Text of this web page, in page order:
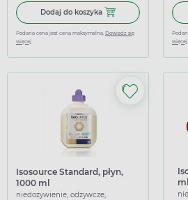
Dodaj do koszyka Dodaj do koszyka
Podana cena jest ceną maksymalną. Dowiedz się
więcej
więcej
Isosource Standard, płyn,
1000 ml
niedożywienie, odżywcze,
ml